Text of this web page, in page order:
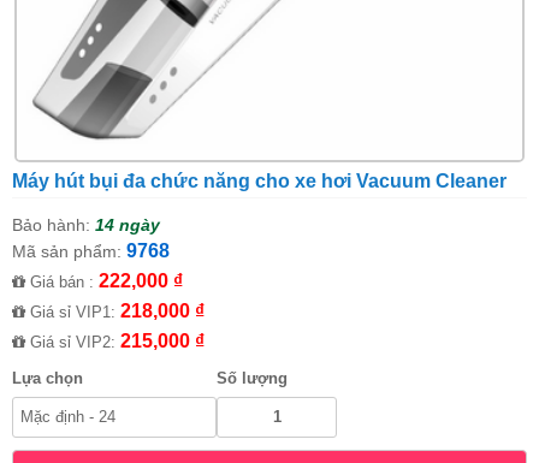
Máy hút bụi đa chức năng cho xe hơi Vacuum Cleaner
Bảo hành: 14 ngày
Mã sản phẩm: 9768
Giá bán : 222,000 ₫
Giá sỉ VIP1: 218,000 ₫
Giá sỉ VIP2: 215,000 ₫
Lựa chọn Số lượng